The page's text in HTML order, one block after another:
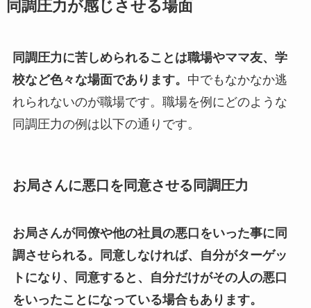
同調圧力が感じさせる場面
同調圧力に苦しめられることは職場やママ友、学
校など色々な場面であります。 中でもなかなか逃
れられないのが職場です。職場を例にどのような
同調圧力の例は以下の通りです。
お局さんに悪口を同意させる同調圧力
お局さんが同僚や他の社員の悪口をいった事に同
調させられる。同意しなければ、自分がターゲッ
トになり、同意すると、自分だけがその人の悪口
をいったことになっている場合もあります。